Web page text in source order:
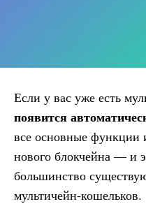
Если у вас уже есть
появится
все основные функции
нового блокчейна — и
большинство
мультичейн-кошельков.